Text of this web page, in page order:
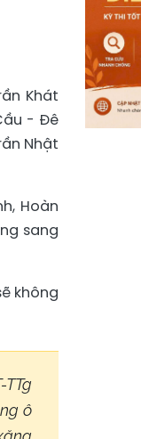
Khát
- Đê
Nhật
Hoàn
sang
không
ô